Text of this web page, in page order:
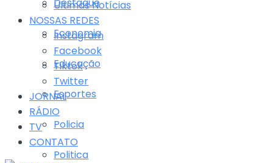
Destaque
Economia
Educação
Esportes
Policia
Politica
Últimas Notícias
NOSSAS REDES
Instagram
Facebook
Tiktok
Twitter
JORNAL
RÁDIO
TV
CONTATO